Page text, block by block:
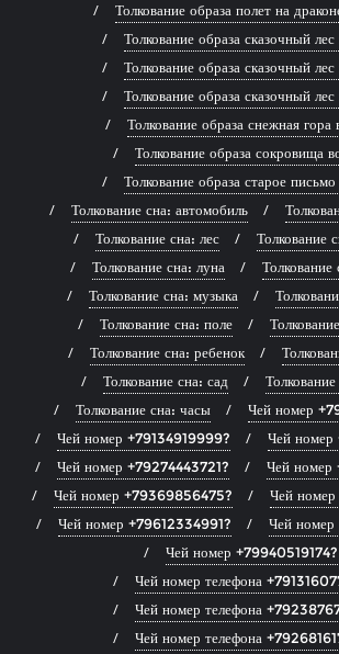
Толкование образа полет на
Толкование образа сказочный лес
Толкование образа сказочный лес
Толкование образа сказочный лес
Толкование образа снежная гора
Толкование образа сокровища
Толкование образа старое
Толкование сна: автомобиль
Толкование сна: лес
Толкование
Толкование сна: луна
Толкование
Толкование сна: музыка
Толкование сна: поле
Толкование сна: ребенок
Толкование сна: сад
Толкование сна: часы
Чей номер
Чей номер +79134919999?
Чей
Чей номер +79274443721?
Чей
Чей номер +79369856475?
Чей
Чей номер +79612334991?
Чей
Чей номер +79940519174?
Чей номер телефона
Чей номер телефона
Чей номер телефона